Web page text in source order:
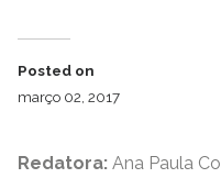
Posted on
março 02, 2017
Redatora: Ana